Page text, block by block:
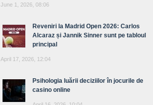
June 1, 2026, 08:06
Reveniri la Madrid Open 2026: Carlos
Alcaraz și Jannik Sinner sunt pe tabloul
principal
April 17, 2026, 12:04
Psihologia luării deciziilor în jocurile de
casino online